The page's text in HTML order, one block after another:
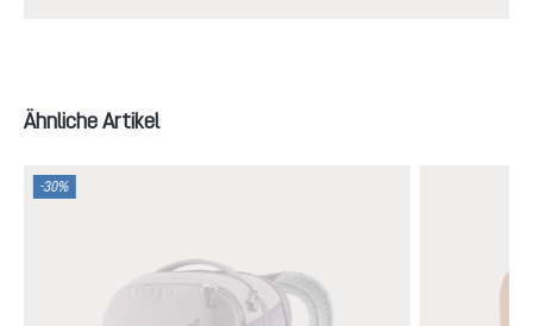
Produktgalerie überspringen
Ähnliche Artikel
-30%